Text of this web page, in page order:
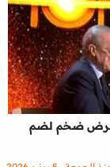
بعرض ضخم لضم